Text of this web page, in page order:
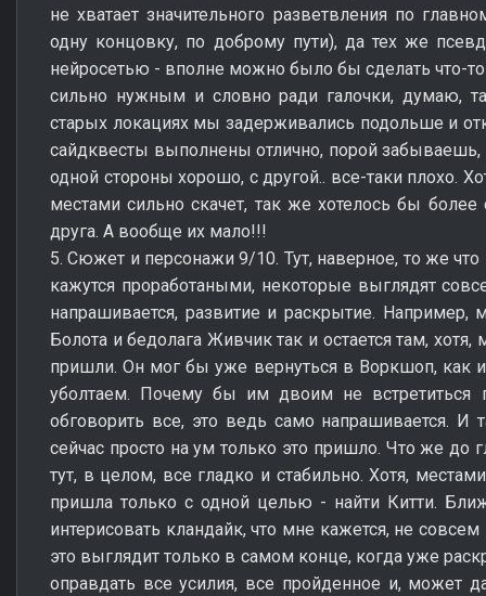
не хватает значительного разветвления по
одну концовку, по доброму пути), да тех же
нейросетью - вполне можно было бы сделать что-то
сильно нужным и словно ради галочки, думаю,
старых локациях мы задерживались подольше и
сайдквесты выполнены отлично, порой забываешь,
одной стороны хорошо, с другой.. все-таки плохо.
местами сильно скачет, так же хотелось бы более
друга. А вообще их мало!!!
5. Сюжет и персонажи 9/10. Тут, наверное, то же
кажутся проработаными, некоторые выглядят
напрашивается, развитие и раскрытие.
Болота и бедолага Живчик так и остается там,
пришли. Он мог бы уже вернуться в Воркшоп, как
уболтаем. Почему бы им двоим не встретиться
обговорить все, это ведь само напрашивается. И
сейчас просто на ум только это пришло. Что же до
тут, в целом, все гладко и стабильно. Хотя,
пришла только с одной целью - найти Китти.
интерисовать кландайк, что мне кажется, не
это выглядит только в самом конце, когда уже
оправдать все усилия, все пройденное и, может